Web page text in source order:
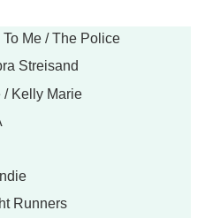
Me / The Police
Streisand
/ Kelly Marie
Runners